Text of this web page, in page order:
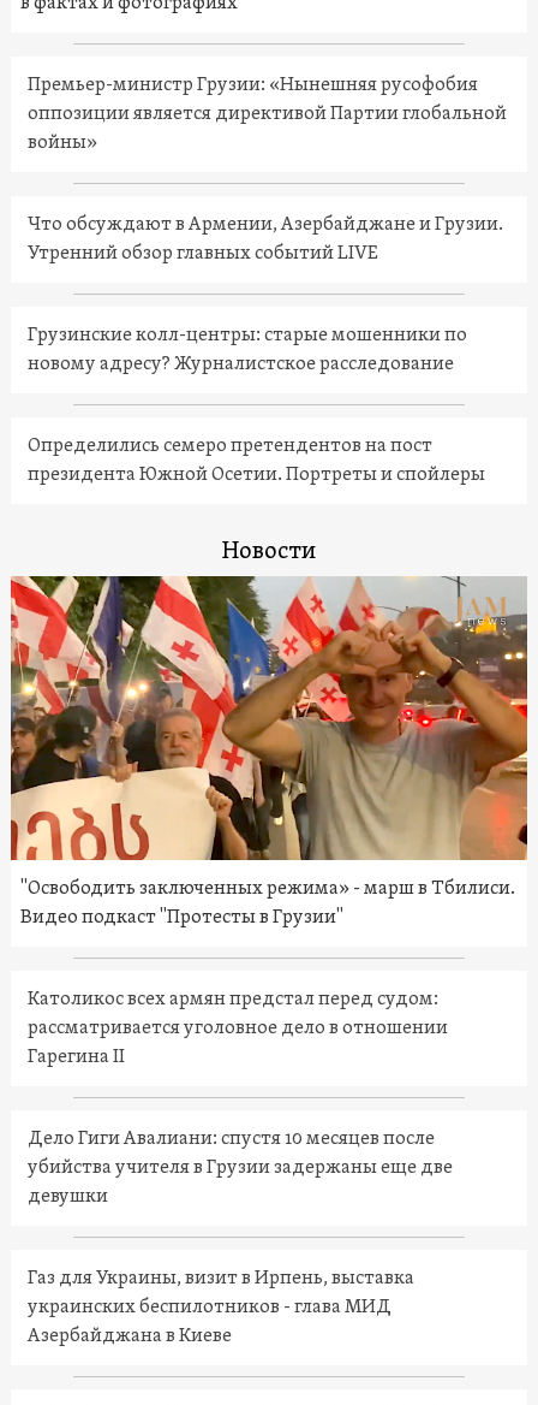
Премьер-министр Грузии: «Нынешняя русофобия
оппозиции является директивой Партии глобальной
войны»
Что обсуждают в Армении, Азербайджане и Грузии.
Утренний обзор главных событий LIVE
Грузинские колл-центры: старые мошенники по
новому адресу? Журналистское расследование
Определились семеро претендентов на пост
президента Южной Осетии. Портреты и спойлеры
Новости
"Освободить заключенных режима» - марш в Тбилиси.
Видео подкаст "Протесты в Грузии"
Католикос всех армян предстал перед судом:
рассматривается уголовное дело в отношении
Гарегина II
Дело Гиги Авалиани: спустя 10 месяцев после
убийства учителя в Грузии задержаны еще две
девушки
Газ для Украины, визит в Ирпень, выставка
украинских беспилотников - глава МИД
Азербайджана в Киеве